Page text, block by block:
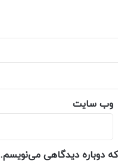
وب‌ سایت
دوباره دیدگاهی می‌نویسم.